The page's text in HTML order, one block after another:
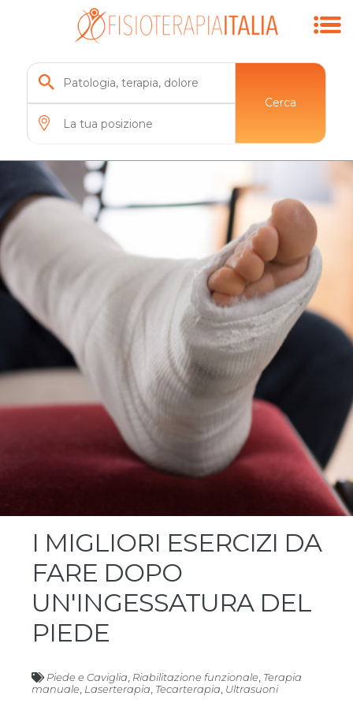
Cerca
I MIGLIORI ESERCIZI DA
FARE DOPO
UN'INGESSATURA DEL
PIEDE
Piede e Caviglia Riabilitazione funzionale Terapia
manuale Laserterapia Tecarterapia Ultrasuoni